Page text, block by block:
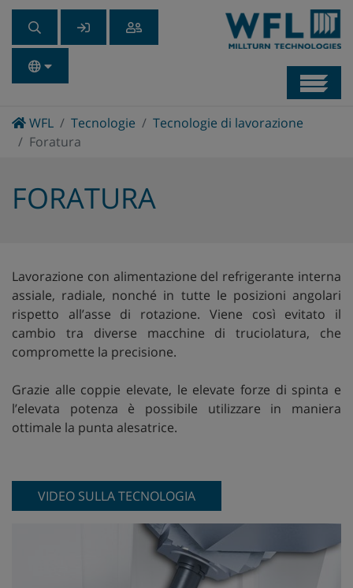
WFLHomeTecnologie
Tecnologie di lavorazione
Foratura
FORATURA
Lavorazione con alimentazione del refrigerante interna
assiale, radiale, nonché in tutte le posizioni angolari
rispetto all’asse di rotazione. Viene così evitato il
cambio tra diverse macchine di truciolatura, che
compromette la precisione.
Grazie alle coppie elevate, le elevate forze di spinta e
l’elevata potenza è possibile utilizzare in maniera
ottimale la punta alesatrice.
VIDEO SULLA TECNOLOGIA